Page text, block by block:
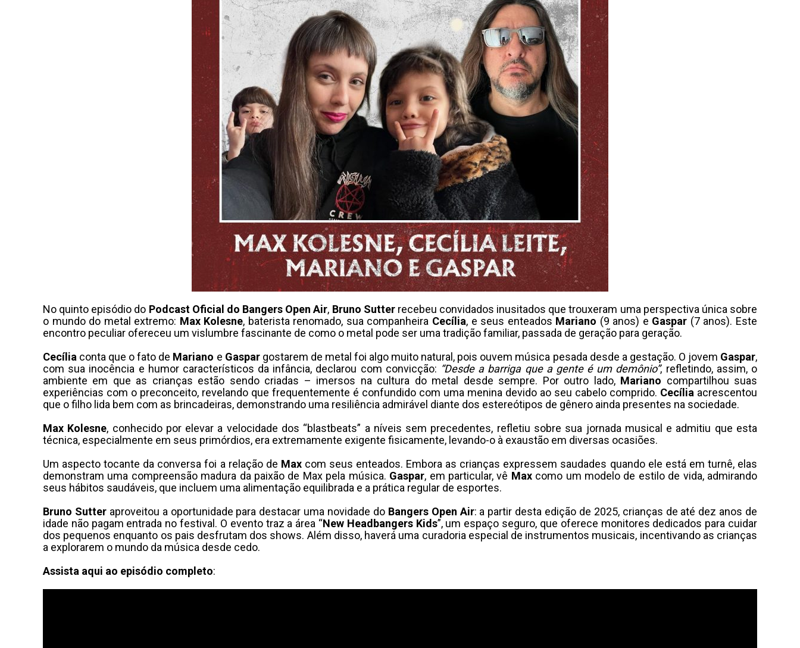
No quinto episódio do Podcast Oficial do Bangers Open Air, Bruno Sutterrecebeu convidados inusitados que trouxeram uma perspectiva única sobre
o mundo do metal extremo: Max Kolesne, baterista renomado, sua companheira Cecília, e seus enteados Mariano (9 anos) e Gaspar (7 anos). Este
encontro peculiar ofereceu um vislumbre fascinante de como o metal pode ser uma tradição familiar, passada de geração para geração.
Cecília conta que o fato de Mariano e Gaspargostarem de metal foi algo muito natural, pois ouvem música pesada desde a gestação. O jovem Gaspar,
com sua inocência e humor característicos da infância, declarou com convicção: “Desde a barriga que a gente é um demônio”, refletindo, assim, o
ambiente em que as crianças estão sendo criadas – imersos na cultura do metal desde sempre. Por outro lado, Mariano compartilhou suas
experiências com o preconceito, revelando que frequentemente é confundido com uma menina devido ao seu cabelo comprido. Cecília acrescentou
que o filho lida bem com as brincadeiras, demonstrando uma resiliência admirável diante dos estereótipos de gênero ainda presentes na sociedade.
Max Kolesne, conhecido por elevar a velocidade dos “blastbeats” a níveis sem precedentes, refletiu sobre sua jornada musical e admitiu que esta
técnica, especialmente em seus primórdios, era extremamente exigente fisicamente, levando-o à exaustão em diversas ocasiões.
Um aspecto tocante da conversa foi a relação de Max com seus enteados. Embora as crianças expressem saudades quando ele está em turnê, elas
demonstram uma compreensão madura da paixão de Max pela música. Gaspar, em particular, vê Maxcomo um modelo de estilo de vida, admirando
seus hábitos saudáveis, que incluem uma alimentação equilibrada e a prática regular de esportes.
Bruno Sutteraproveitou a oportunidade para destacar uma novidade do Bangers Open Air: a partir desta edição de 2025, crianças de até dez anos de
idade não pagam entrada no festival. O evento traz a área “New Headbangers Kids”, um espaço seguro, que oferece monitores dedicados para cuidar
dos pequenos enquanto os pais desfrutam dos shows. Além disso, haverá uma curadoria especial de instrumentos musicais, incentivando as crianças
a explorarem o mundo da música desde cedo.
Assista aqui ao episódio completo: